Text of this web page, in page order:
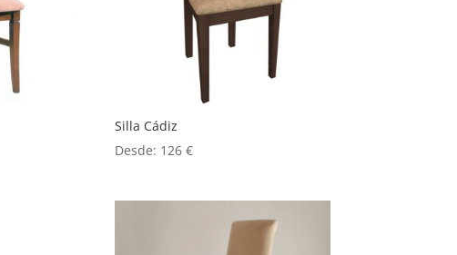
Silla Cádiz
Desde: 126€